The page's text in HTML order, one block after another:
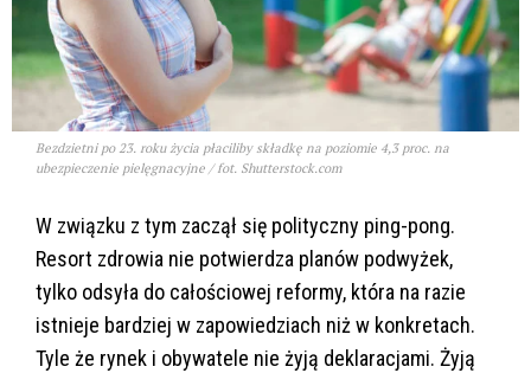
Bezdzietni po 23. roku życia płaciliby składkę na poziomie 4,3 proc. na
ubezpieczenie pielęgnacyjne / fot. Shutterstock.com
W związku z tym zaczął się polityczny ping-pong.
Resort zdrowia nie potwierdza planów podwyżek,
tylko odsyła do całościowej reformy, która na razie
istnieje bardziej w zapowiedziach niż w konkretach.
Tyle że rynek i obywatele nie żyją deklaracjami. Żyją